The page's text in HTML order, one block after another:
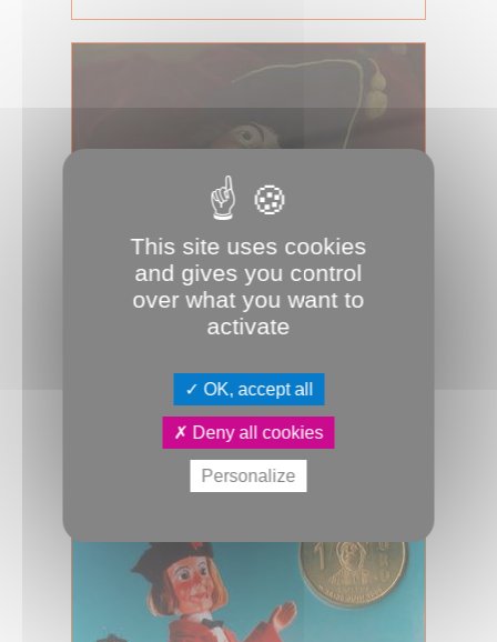
23.05.2023
Les polichinelles sortent du placard
Théâtre d’animation picard expose
jusqu’au 12 juin des marionnettes is...
Culture & Patrimoine
les plus du JDA
This site uses cookies
and gives you control
over what you want to
activate
OK, accept all
Deny all cookies
Personalize